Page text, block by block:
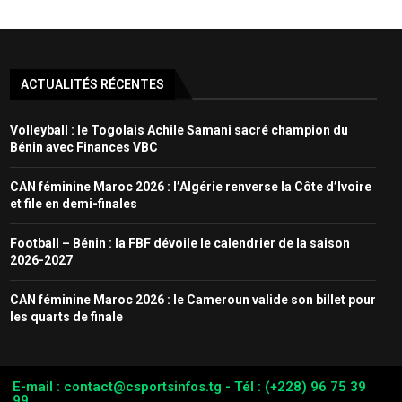
ACTUALITÉS RÉCENTES
Volleyball : le Togolais Achile Samani sacré champion du
Bénin avec Finances VBC
CAN féminine Maroc 2026 : l’Algérie renverse la Côte d’Ivoire
et file en demi-finales
Football – Bénin : la FBF dévoile le calendrier de la saison
2026-2027
CAN féminine Maroc 2026 : le Cameroun valide son billet pour
les quarts de finale
E-mail : contact@csportsinfos.tg - Tél : (+228) 96 75 39